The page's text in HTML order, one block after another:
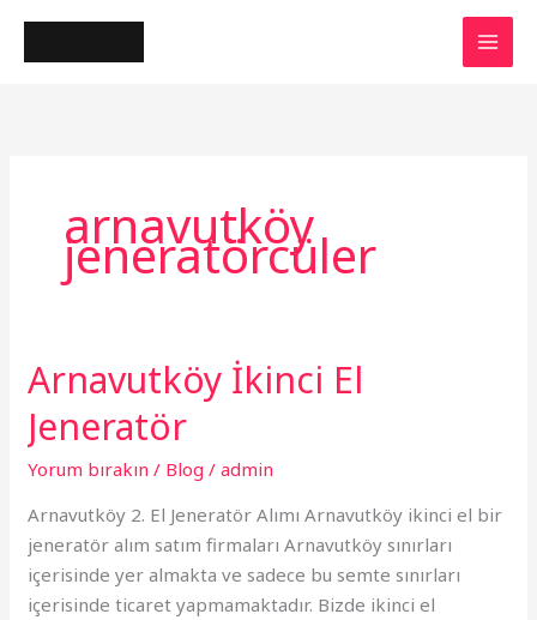
arnavutköy
jeneratörcüler
Arnavutköy İkinci El
Jeneratör
Yorum bırakın / Blog /admin
Arnavutköy 2. El Jeneratör Alımı Arnavutköy ikinci el bir
jeneratör alım satım firmaları Arnavutköy sınırları
içerisinde yer almakta ve sadece bu semte sınırları
içerisinde ticaret yapmamaktadır. Bizde ikinci el
Arnavutköy
İkinci
El
Jeneratör